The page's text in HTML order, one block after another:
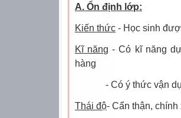
A. Ổn định lớp:
Kiến thức - Học sinh
Kĩ năng - Có kĩ năng
hàng
- Có ý thức vận
Thái độ- Cẩn thận, chính